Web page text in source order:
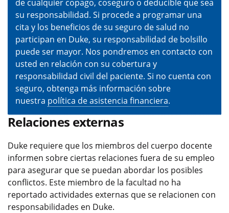
de cualquier copago, coseguro o deducible que sea
su responsabilidad. Si procede a programar una
cita y los beneficios de su seguro de salud no
participan en Duke, su responsabilidad de bolsillo
puede ser mayor. Nos pondremos en contacto con
usted en relación con su cobertura y
responsabilidad civil del paciente. Si no cuenta con
seguro, obtenga más información sobre
nuestra política de asistencia financiera.
Relaciones externas
Duke requiere que los miembros del cuerpo docente
informen sobre ciertas relaciones fuera de su empleo
para asegurar que se puedan abordar los posibles
conflictos. Este miembro de la facultad no ha
reportado actividades externas que se relacionen con
responsabilidades en Duke.